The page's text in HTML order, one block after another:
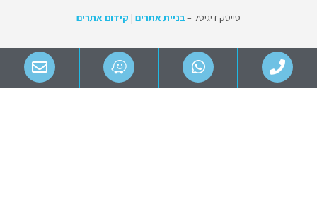
סייטק דיגיטל –בניית אתרים | קידום אתרים